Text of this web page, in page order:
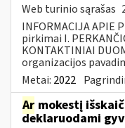
Web turinio sąrašas
INFORMACIJA APIE
pirkimai I.
KONTAKTINIAI
organizacijos
Metai: 2022
Ar mokestį
deklaruodami